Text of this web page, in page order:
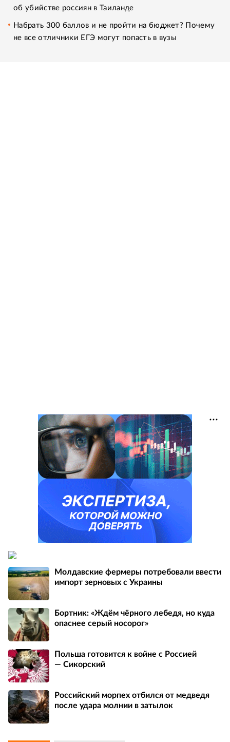
об убийстве россиян в Таиланде
Набрать 300 баллов и не пройти на бюджет? Почему
не все отличники ЕГЭ могут попасть в вузы
Молдавские фермеры потребовали ввести
импорт зерновых с Украины
Бортник: «Ждём чёрного лебедя, но куда
опаснее серый носорог»
Польша готовится к войне с Россией
— Сикорский
Российский морпех отбился от медведя
после удара молнии в затылок